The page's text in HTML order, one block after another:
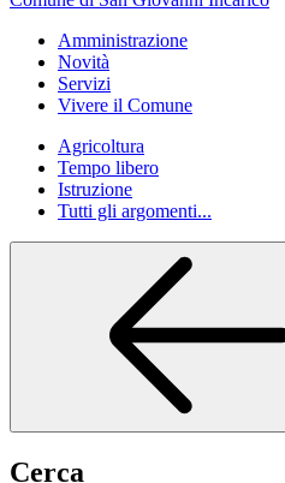
Amministrazione
Novità
Servizi
Vivere il Comune
Agricoltura
Tempo libero
Istruzione
Tutti gli argomenti...
Cerca